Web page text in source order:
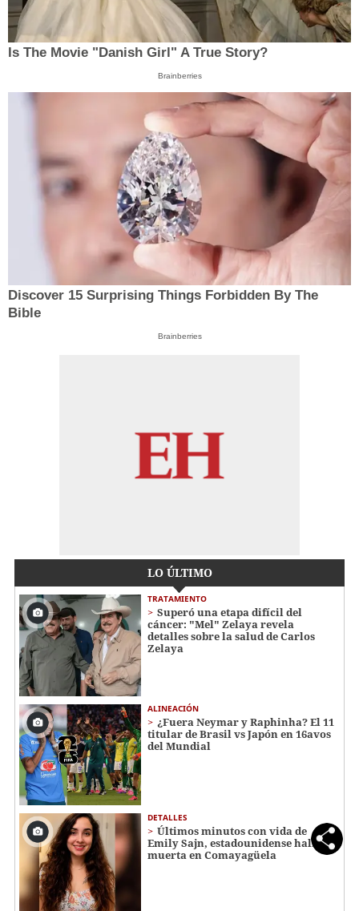
Is The Movie "Danish Girl" A True Story?
Brainberries
Discover 15 Surprising Things Forbidden By The
Bible
Brainberries
LO ÚLTIMO
TRATAMIENTO
Superó una etapa difícil del
cáncer: "Mel" Zelaya revela
detalles sobre la salud de Carlos
Zelaya
ALINEACIÓN
¿Fuera Neymar y Raphinha? El 11
titular de Brasil vs Japón en 16avos
del Mundial
DETALLES
Últimos minutos con vida de
Emily Sajn, estadounidense hallada
muerta en Comayagüela